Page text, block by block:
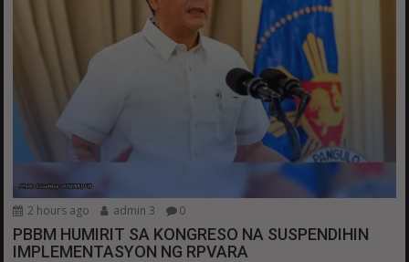
2 hours ago admin 3 0
PBBM HUMIRIT SA KONGRESO NA SUSPENDIHIN
IMPLEMENTASYON NG RPVARA